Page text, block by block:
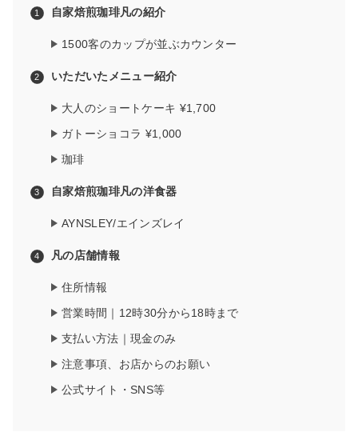
自家焙煎珈琲凡の紹介
1500客のカップが並ぶカウンター
いただいたメニュー紹介
大人のショートケーキ ¥1,700
ガトーショコラ ¥1,000
珈琲
自家焙煎珈琲凡の洋食器
AYNSLEY/エインズレイ
凡の店舗情報
住所情報
営業時間｜12時30分から18時まで
支払い方法｜現金のみ
注意事項、お店からのお願い
公式サイト・SNS等